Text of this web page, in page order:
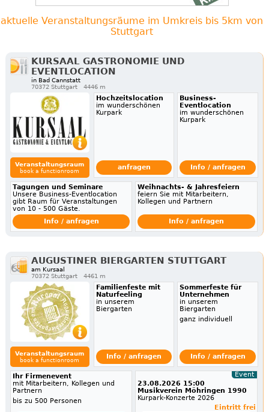
aktuelle Veranstaltungsräume im Umkreis bis 5km von
Stuttgart
KURSAAL GASTRONOMIE UND
EVENTLOCATION
in Bad Cannstatt
70372 Stuttgart
4446 m
Veranstaltungsraum
book a functionroom
Hochzeitslocation
im wunderschönen
Kurpark
anfragen
Business-
Eventlocation
im wunderschönen
Kurpark
Info / anfragen
Tagungen und Seminare
Unsere Business-Eventlocation
gibt Raum für Veranstaltungen
von 10 - 500 Gäste.
Info / anfragen
Weihnachts- & Jahresfeiern
feiern Sie mit Mitarbeitern,
Kollegen und Partnern
Info / anfragen
AUGUSTINER BIERGARTEN STUTTGART
am Kursaal
70372 Stuttgart
4461 m
Veranstaltungsraum
book a functionroom
Familienfeste mit
Naturfeeling
in unserem
Biergarten
Info / anfragen
Sommerfeste für
Unternehmen
in unserem
Biergarten
ganz individuell
Info / anfragen
Ihr Firmenevent
mit Mitarbeitern, Kollegen und
Partnern
bis zu 500 Personen
Event
23.08.2026 15:00
Musikverein Möhringen 1990
Kurpark-Konzerte 2026
Eintritt frei